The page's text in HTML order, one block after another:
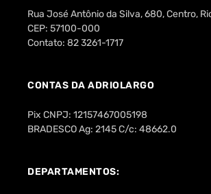
Rua José Antônio da Silva, 680, Centro,
CEP: 57100-000
Contato: 82 3261-1717
CONTAS DA ADRIOLARGO
Pix CNPJ: 12157467005198
BRADESCO Ag: 2145 C/c: 48662.0
DEPARTAMENTOS: